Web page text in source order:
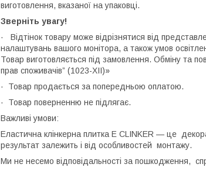
виготовлення, вказаної на упаковці.
Зверніть увагу!
· Відтінок товару може відрізнятися від
налаштувань вашого монітора, а також умов
Товар виготовляється під замовлення. Обміну та
прав споживачів” (1023-XII)»
· Товар продається за попередньою оплатою.
· Товар поверненню не підлягає.
Важливі умови:
Еластична клінкерна плитка E СLINKER — це
результат залежить і від особливостей монтажу.
Ми не несемо відповідальності за пошкодження,